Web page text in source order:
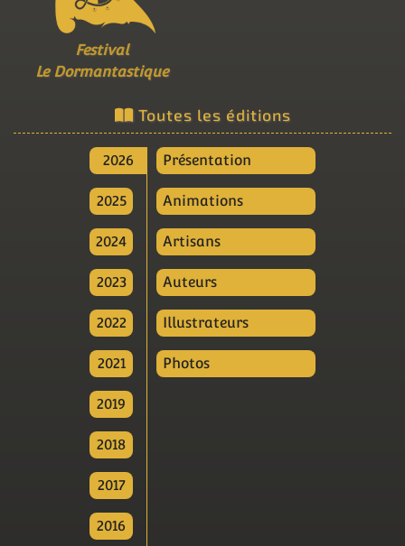
Festival
Le Dormantastique
Toutes les éditions
2026
2025
2024
2023
2022
2021
2019
2018
2017
2016
Présentation
Animations
Artisans
Auteurs
Illustrateurs
Photos